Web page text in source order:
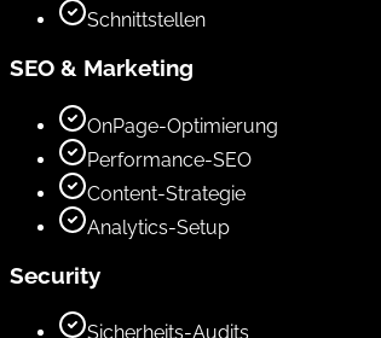
Schnittstellen
SEO & Marketing
OnPage-Optimierung
Performance-SEO
Content-Strategie
Analytics-Setup
Security
Sicherheits-Audits